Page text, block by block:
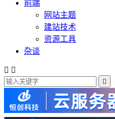
前端
网站主题
建站技术
资源工具
杂谈
 
